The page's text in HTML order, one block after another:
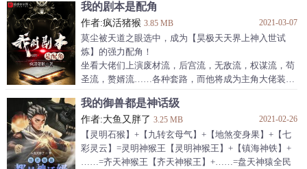
“充值使你快乐，氪金让你变强！”
“如果不够强，那一定是你充的还不够多。”
“少年，想变强吗？”
沐凡：“那...先充十个亿....”
我的剧本是配角
作者:疯活猪猴 3.85 MB 2021-03-07
莫尘被天道之眼选中，成为【昊极天天界上神入世试
炼】的强力配角！
坐看大佬们上演废材流，后宫流，无敌流，权谋流，苟
圣流，赘婿流……各种套路，而他将成为主角大佬装逼
是任人摆布，随波逐流？
还是逆天改命，主宰自己的命运？
全在一念之间！
Ps：一本没有叮叮叮系统的书，前期对主角有所压制，
50章挣脱束缚，开始逆袭！
我的御兽都是神话级
作者:大鱼又胖了 3.25 MB 2021-02-26
【灵明石猴】+【九转玄母气】+【地煞变身果】+【七
彩灵云】=灵明神猴王【灵明神猴王】+【镇海神铁】+
……=齐天神猴王【齐天神猴王】+……=盘天神猿全民